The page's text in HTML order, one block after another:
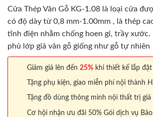
Cửa Thép Vân Gỗ KG-1.08 là loại cửa
có độ dày từ 0,8 mm-1.00mm , là thép
tĩnh điện nhằm chống hoen gỉ, trầy xước.
phủ lớp giả vân gỗ giống như gỗ tự nhiên
Giảm giá lên đến 25% khi thiết kế lắp
Tặng phụ kiện, giao miễn phí nội thành
Tặng đồ dùng thông minh nội thất trị giá
Cơ hội nhận ưu đãi 50% Gói dịch vụ